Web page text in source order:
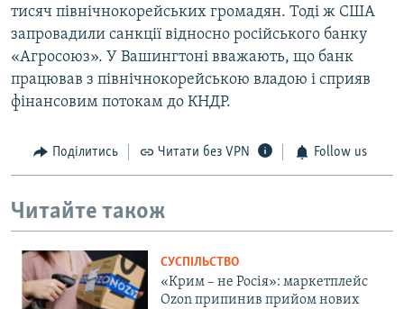
тисяч північнокорейських громадян. Тоді ж США
запровадили санкції відносно російського банку
«Агросоюз». У Вашингтоні вважають, що банк
працював з північнокорейською владою і сприяв
фінансовим потокам до КНДР.
Поділитись Читати без VPN Follow us
Читайте також
СУСПІЛЬСТВО
«Крим – не Росія»: маркетплейс
Ozon припинив прийом нових